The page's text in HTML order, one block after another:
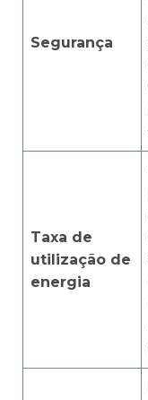
Segurança
Taxa de
utilização de
energia